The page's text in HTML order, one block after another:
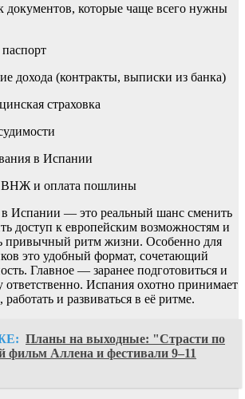
документов, которые чаще всего нужны
дохода (контракты, выписки из банка)
страховка
в Испании
ВНЖ и оплата пошлины
Испании — это реальный шанс сменить
доступ к европейским возможностям и
привычный ритм жизни. Особенно для
это удобный формат, сочетающий
Главное — заранее подготовиться и
ответственно. Испания охотно принимает
и развиваться в её ритме.
Планы на выходные: "Страсти по
Аллена и фестивали 9–11